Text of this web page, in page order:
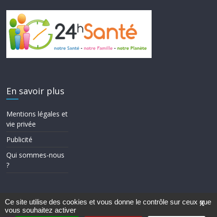
En savoir plus
Mentions légales et
vie privée
Publicité
Qui sommes-nous
?
Copyright © 2026
X
Ce site utilise des cookies et vous donne le contrôle sur ceux que
vous souhaitez activer